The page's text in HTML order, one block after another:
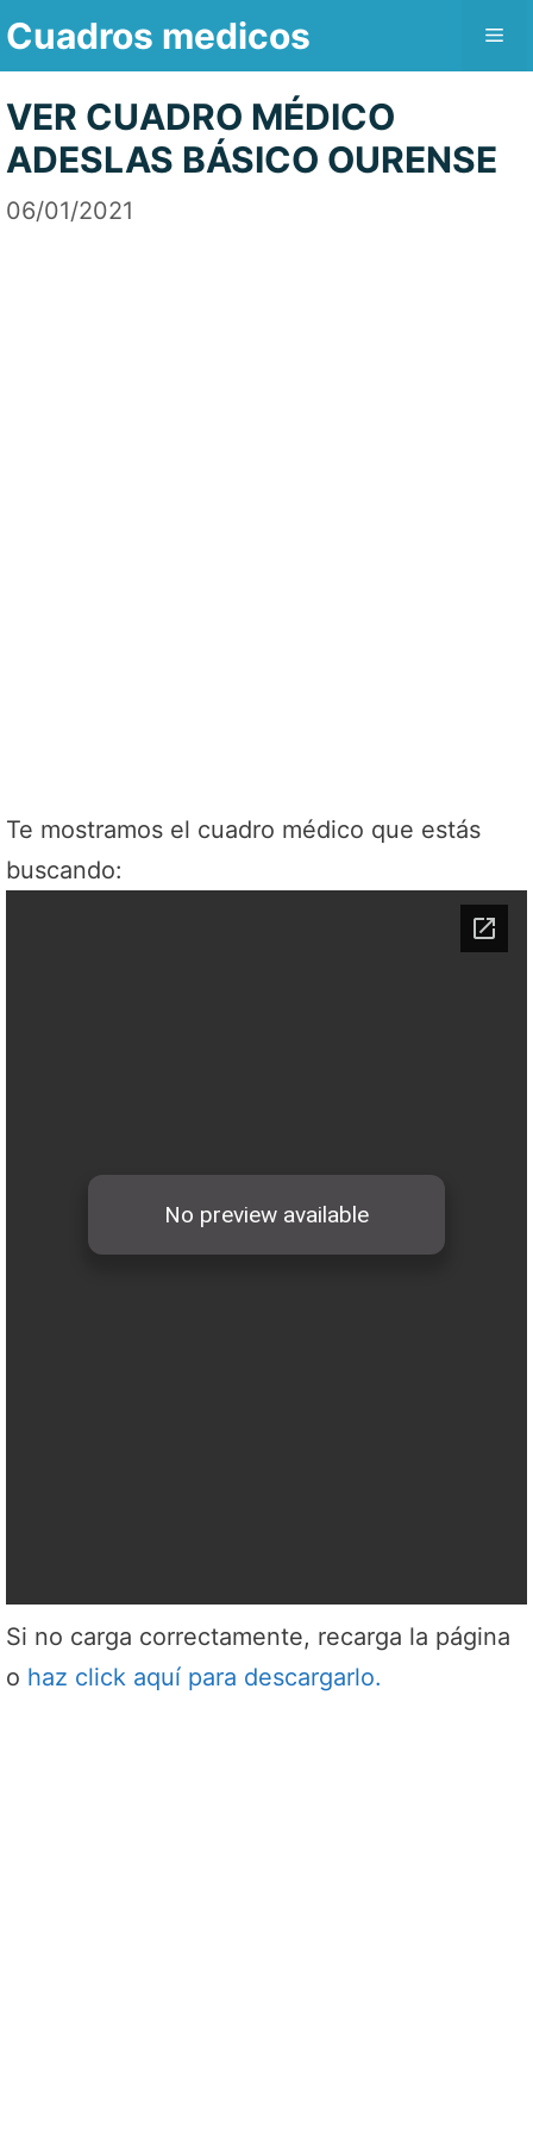
Saltar
contenido
Cuadros medicos
VER CUADRO MÉDICO
ADESLAS BÁSICO OURENSE
06/01/2021
Te mostramos el cuadro médico que estás
buscando:
Si no carga correctamente, recarga la página
o haz click aquí para descargarlo.